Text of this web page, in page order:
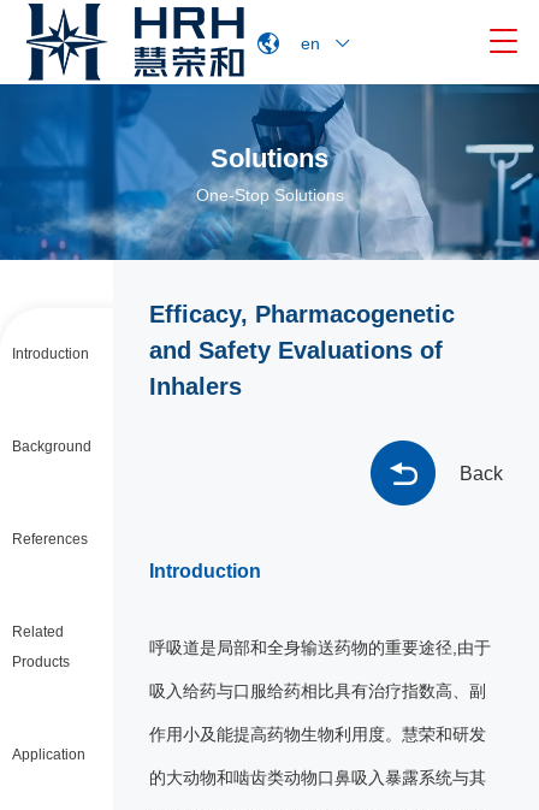
en 
Solutions
One-Stop Solutions
Introduction
Background
References
Related
Products
Application
Efficacy, Pharmacogenetic
and Safety Evaluations of
Inhalers
Back
Introduction
呼吸道是局部和全身输送药物的重要途径,由于
吸入给药与口服给药相比具有治疗指数高、副
作用小及能提高药物生物利用度。慧荣和研发
的大动物和啮齿类动物口鼻吸入暴露系统与其